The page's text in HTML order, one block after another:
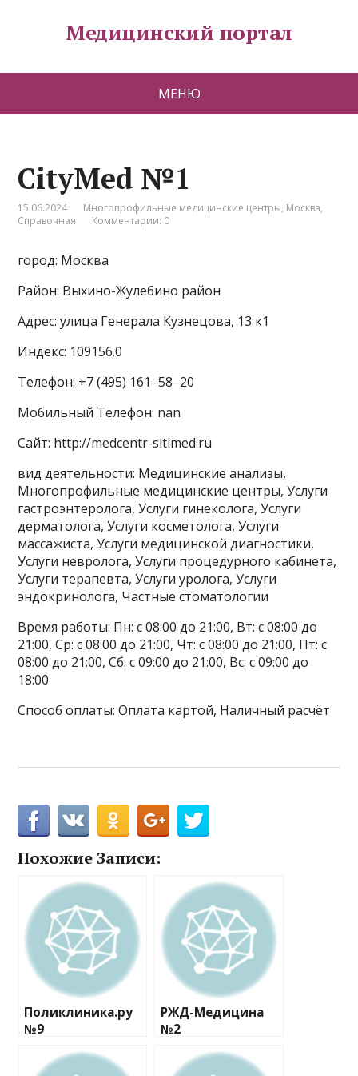
Медицинский портал
МЕНЮ
CityMed №1
15.06.2024 Многопрофильные медицинские центры, Москва,
Справочная
Комментарии: 0
город: Москва
Район: Выхино-Жулебино район
Адрес: улица Генерала Кузнецова, 13 к1
Индекс: 109156.0
Телефон: +7 (495) 161‒58‒20
Мобильный Телефон: nan
Сайт: http://medcentr-sitimed.ru
вид деятельности: Медицинские анализы,
Многопрофильные медицинские центры, Услуги
гастроэнтеролога, Услуги гинеколога, Услуги
дерматолога, Услуги косметолога, Услуги
массажиста, Услуги медицинской диагностики,
Услуги невролога, Услуги процедурного кабинета,
Услуги терапевта, Услуги уролога, Услуги
эндокринолога, Частные стоматологии
Время работы: Пн: с 08:00 до 21:00, Вт: с 08:00 до
21:00, Ср: с 08:00 до 21:00, Чт: с 08:00 до 21:00, Пт: с
08:00 до 21:00, Сб: с 09:00 до 21:00, Вс: с 09:00 до
18:00
Способ оплаты: Оплата картой, Наличный расчёт
Похожие Записи:
Поликлиника.ру
№9
РЖД-Медицина
№2